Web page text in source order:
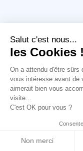
Salut c'est nous...
les Cookies !
On a attendu d'être sûrs
vous intéresse avant de
aimerait bien vous
visite...
C'est OK pour vous ?
Non merci
Analysez en
Fonctionnalités
Collecte d’avis
avis clientSolution
feedback client
analyse sémantique